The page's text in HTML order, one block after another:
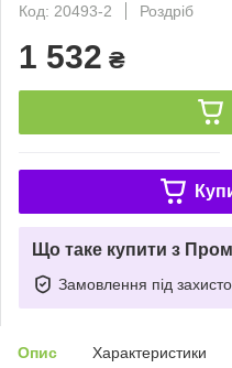
Код: 20493-2
Роздріб
1 532 ₴
Що таке купити з
Замовлення під
Опис Характеристики